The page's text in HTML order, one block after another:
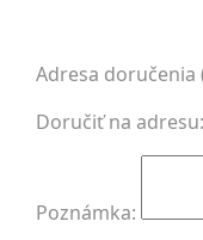
Adresa doručenia
Doručiť na adresu:
Poznámka: